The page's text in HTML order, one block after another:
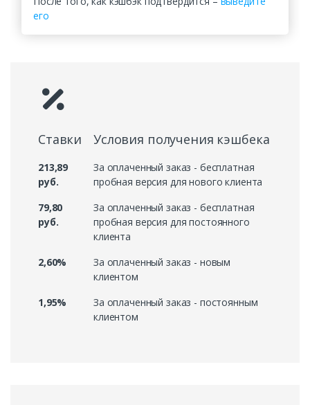
его
Ставки Условия получения кэшбека
213,89
руб.
За оплаченный заказ - бесплатная
пробная версия для нового клиента
79,80
руб.
За оплаченный заказ - бесплатная
пробная версия для постоянного
клиента
2,60%
За оплаченный заказ - новым
клиентом
1,95%
За оплаченный заказ - постоянным
клиентом